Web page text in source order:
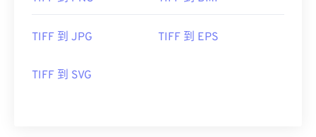
TIFF 到 JPG TIFF 到 EPS
TIFF 到 SVG